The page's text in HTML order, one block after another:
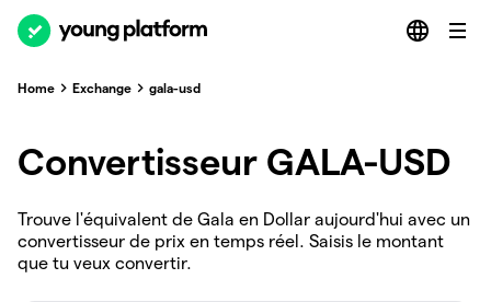
Home Exchange gala-usd
Convertisseur GALA-USD
Trouve l'équivalent de Gala en Dollar aujourd'hui avec un
convertisseur de prix en temps réel. Saisis le montant
que tu veux convertir.